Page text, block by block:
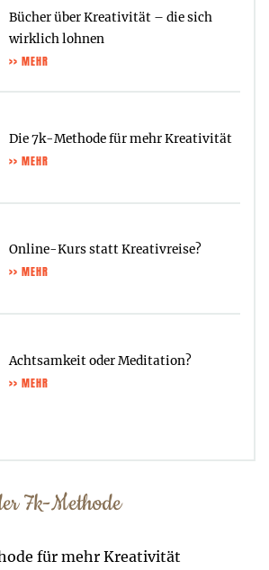
Bücher über Kreativität – die sich
wirklich lohnen
>> MEHR
Die 7k-Methode für mehr Kreativität
>> MEHR
Online-Kurs statt Kreativreise?
>> MEHR
Achtsamkeit oder Meditation?
>> MEHR
7k-Methode
für mehr Kreativität